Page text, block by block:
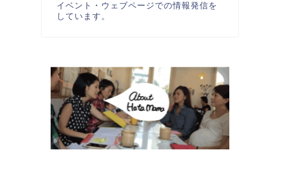
イベント・ウェブページでの情報発信を
しています。